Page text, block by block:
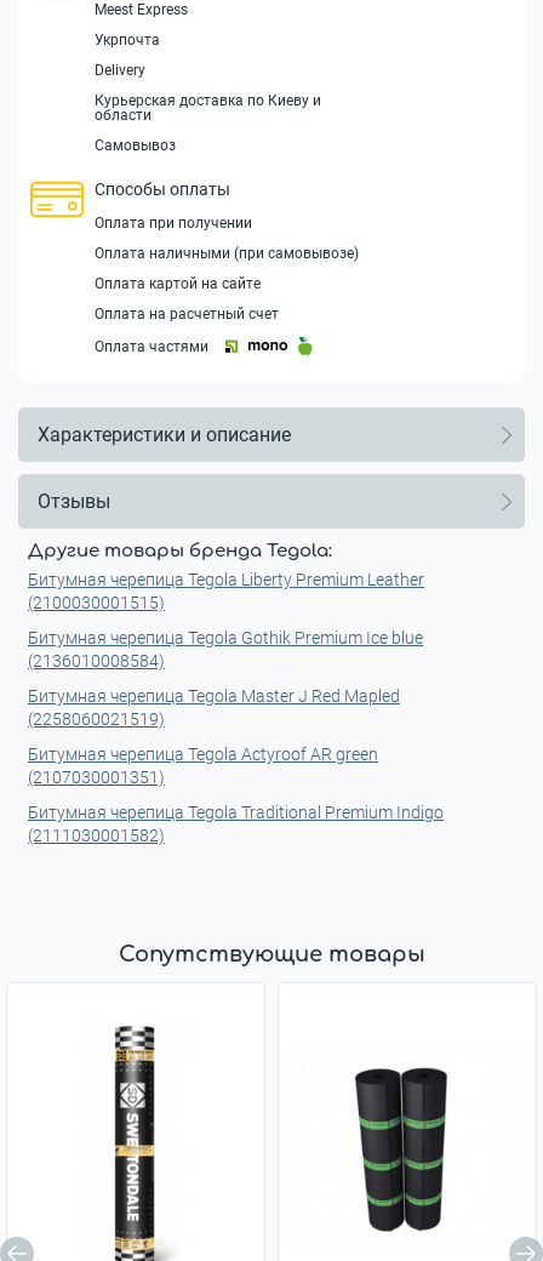
Meest Express
Укрпочта
Delivery
Курьерская доставка по Киеву и
области
Самовывоз
Способы оплаты
Оплата при получении
Оплата наличными (при самовывозе)
Оплата картой на сайте
Оплата на расчетный счет
Оплата частями
Характеристики и описание
Отзывы
Другие товары бренда Tegola:
Битумная черепица Tegola Liberty Premium Leather
(2100030001515)
Битумная черепица Tegola Gothik Premium Ice blue
(2136010008584)
Битумная черепица Tegola Master J Red Mapled
(2258060021519)
Битумная черепица Tegola Actyroof AR green
(2107030001351)
Битумная черепица Tegola Traditional Premium Indigo
(2111030001582)
Сопутствующие товары